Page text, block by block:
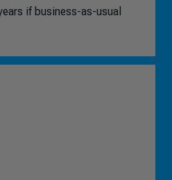
if business-as-usual